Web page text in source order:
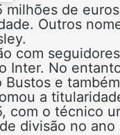
de
Outros
com
Inter. No
e
a
com o técnico
divisão no ano